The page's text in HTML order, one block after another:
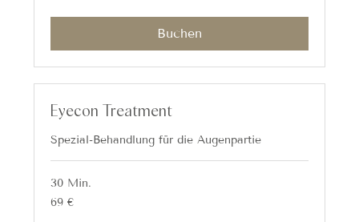
Buchen
Eyecon Treatment
Spezial-Behandlung für die Augenpartie
30 Min.
69
Euro
69 €